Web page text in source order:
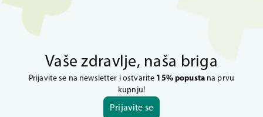
Vaše zdravlje, naša briga
Prijavite se na newsletter i ostvarite 15% popustana prvu
kupnju!
Prijavite se